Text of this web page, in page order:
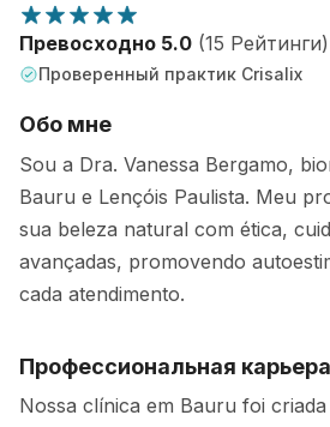
Превосходно 5.0 (15 Рейтинги)
Проверенный практик Crisalix
Обо мне
Sou a Dra. Vanessa Bergamo,
Bauru e Lençóis Paulista. Meu
sua beleza natural com ética,
avançadas, promovendo
cada atendimento.
Профессиональная карьера
Nossa clínica em Bauru foi